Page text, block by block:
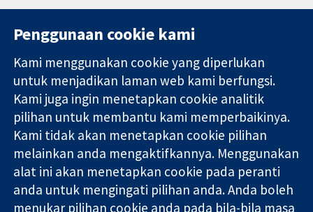
Bukti yang
dipercayai.
keputusan
termaklum
Kesihatan yang
lebih baik
11-13 Cavendish
Square
London
W1G 0AN
United Kingdom
Hubungi kita
Berita
Pejabat
akhbar
Perihal Kami
Pekerjaan
Cochrane
Library
Penggunaan cookie kami
Kami menggunakan cookie yang diperlukan
untuk menjadikan laman web kami berfungsi.
Kami juga ingin menetapkan cookie analitik
pilihan untuk membantu kami memperbaikinya.
Kami tidak akan menetapkan cookie pilihan
melainkan anda mengaktifkannya. Menggunakan
alat ini akan menetapkan cookie pada peranti
anda untuk mengingati pilihan anda. Anda boleh
menukar pilihan cookie anda pada bila-bila masa